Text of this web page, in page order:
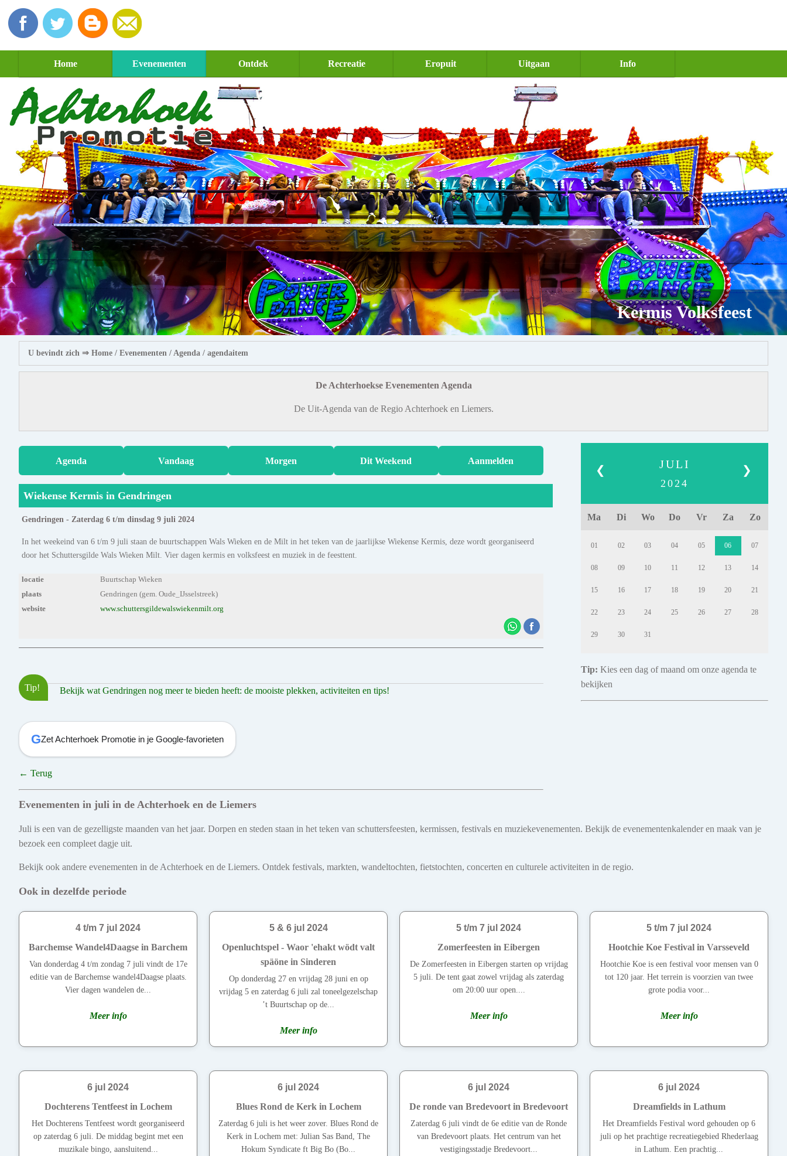
Home Evenementen Ontdek Recreatie Eropuit Uitgaan Info
Kermis Volksfeest
U bevindt zich ⇒ Home / Evenementen / Agenda / agendaitem
De Achterhoekse Evenementen Agenda
De Uit-Agenda van de Regio Achterhoek en Liemers.
Agenda Vandaag Morgen Dit Weekend Aanmelden
Wiekense Kermis in Gendringen
Gendringen - Zaterdag 6 t/m dinsdag 9 juli 2024
In het weekeind van 6 t/m 9 juli staan de buurtschappen Wals Wieken en de Milt in het teken van de jaarlijkse Wiekense Kermis, deze wordt georganiseerd
door het Schuttersgilde Wals Wieken Milt. Vier dagen kermis en volksfeest en muziek in de feesttent.
locatie
Buurtschap Wieken
plaats
Gendringen (gem. Oude_IJsselstreek)
website
www.schuttersgildewalswiekenmilt.org
Tip! Bekijk wat Gendringen nog meer te bieden heeft: de mooiste plekken, activiteiten en tips!
GZet Achterhoek Promotie in je Google-favorieten
← Terug
❮ ❯
JULI
2024
Ma Di Wo Do Vr Za Zo
01 02 03 04 05 06 07
08 09 10 11 12 13 14
15 16 17 18 19 20 21
22 23 24 25 26 27 28
29 30 31
Tip: Kies een dag of maand om onze agenda te
bekijken
Evenementen in juli in de Achterhoek en de Liemers
Juli is een van de gezelligste maanden van het jaar. Dorpen en steden staan in het teken van schuttersfeesten, kermissen, festivals en muziekevenementen. Bekijk de evenementenkalender en maak van je
bezoek een compleet dagje uit.
Bekijk ook andere evenementen in de Achterhoek en de Liemers. Ontdek festivals, markten, wandeltochten, fietstochten, concerten en culturele activiteiten in de regio.
Ook in dezelfde periode
4 t/m 7 jul 2024
Barchemse Wandel4Daagse in Barchem
Van donderdag 4 t/m zondag 7 juli vindt de 17e
editie van de Barchemse wandel4Daagse plaats.
Vier dagen wandelen de...
Meer info
5 & 6 jul 2024
Openluchtspel - Waor 'ehakt wödt valt
späöne in Sinderen
Op donderdag 27 en vrijdag 28 juni en op
vrijdag 5 en zaterdag 6 juli zal toneelgezelschap
’t Buurtschap op de...
Meer info
5 t/m 7 jul 2024
Zomerfeesten in Eibergen
De Zomerfeesten in Eibergen starten op vrijdag
5 juli. De tent gaat zowel vrijdag als zaterdag
om 20:00 uur open....
Meer info
5 t/m 7 jul 2024
Hootchie Koe Festival in Varsseveld
Hootchie Koe is een festival voor mensen van 0
tot 120 jaar. Het terrein is voorzien van twee
grote podia voor...
Meer info
6 jul 2024
Dochterens Tentfeest in Lochem
Het Dochterens Tentfeest wordt georganiseerd
op zaterdag 6 juli. De middag begint met een
muzikale bingo, aansluitend...
6 jul 2024
Blues Rond de Kerk in Lochem
Zaterdag 6 juli is het weer zover. Blues Rond de
Kerk in Lochem met: Julian Sas Band, The
Hokum Syndicate ft Big Bo (Bo...
6 jul 2024
De ronde van Bredevoort in Bredevoort
Zaterdag 6 juli vindt de 6e editie van de Ronde
van Bredevoort plaats. Het centrum van het
vestigingsstadje Bredevoort...
6 jul 2024
Dreamfields in Lathum
Het Dreamfields Festival word gehouden op 6
juli op het prachtige recreatiegebied Rhederlaag
in Lathum. Een prachtig...